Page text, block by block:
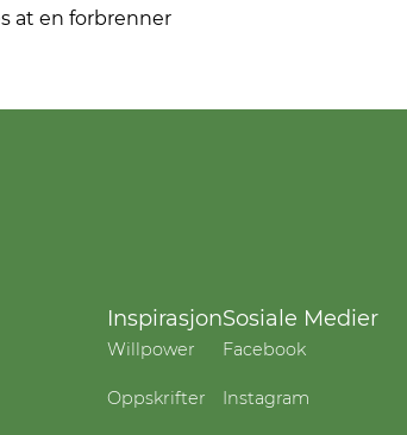
at en forbrenner
Inspirasjon
Willpower
Oppskrifter
Sosiale Medier
Facebook
Instagram